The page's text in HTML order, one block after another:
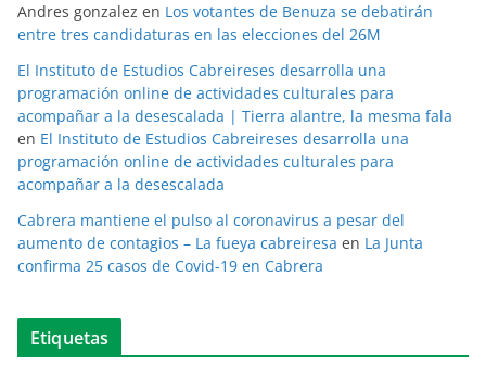
Andres gonzalez en Los votantes de Benuza se debatirán
entre tres candidaturas en las elecciones del 26M
El Instituto de Estudios Cabreireses desarrolla una
programación online de actividades culturales para
acompañar a la desescalada | Tierra alantre, la mesma fala
en El Instituto de Estudios Cabreireses desarrolla una
programación online de actividades culturales para
acompañar a la desescalada
Cabrera mantiene el pulso al coronavirus a pesar del
aumento de contagios – La fueya cabreiresa en La Junta
confirma 25 casos de Covid-19 en Cabrera
Etiquetas